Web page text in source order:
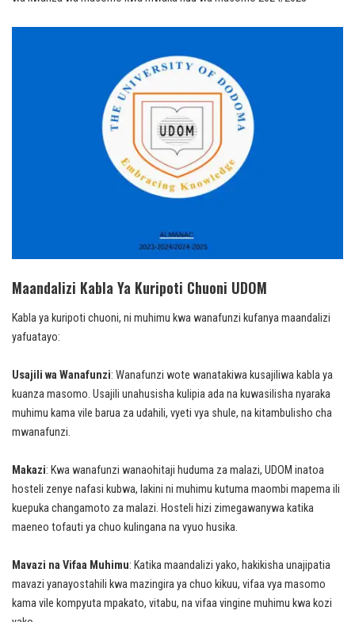
Maandalizi Kabla Ya Kuripoti Chuoni UDOM
Kabla ya kuripoti chuoni, ni muhimu kwa wanafunzi kufanya maandalizi
yafuatayo:
Usajili wa Wanafunzi: Wanafunzi wote wanatakiwa kusajiliwa kabla ya
kuanza masomo. Usajili unahusisha kulipia ada na kuwasilisha nyaraka
muhimu kama vile barua za udahili, vyeti vya shule, na kitambulisho cha
mwanafunzi.
Makazi: Kwa wanafunzi wanaohitaji huduma za malazi, UDOM inatoa
hosteli zenye nafasi kubwa, lakini ni muhimu kutuma maombi mapema ili
kuepuka changamoto za malazi. Hosteli hizi zimegawanywa katika
maeneo tofauti ya chuo kulingana na vyuo husika.
Mavazi na Vifaa Muhimu: Katika maandalizi yako, hakikisha unajipatia
mavazi yanayostahili kwa mazingira ya chuo kikuu, vifaa vya masomo
kama vile kompyuta mpakato, vitabu, na vifaa vingine muhimu kwa kozi